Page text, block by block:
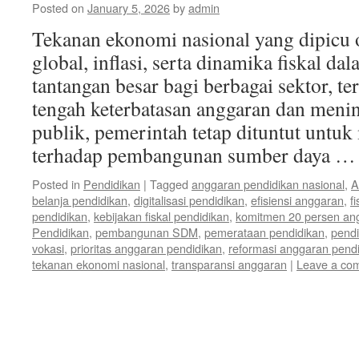
Posted on January 5, 2026byadmin
Tekanan ekonomi nasional yang dipicu
global, inflasi, serta dinamika fiskal
tantangan besar bagi berbagai sektor,
tengah keterbatasan anggaran dan
publik, pemerintah tetap dituntut untuk
terhadap pembangunan sumber daya
Posted in Pendidikan | Tagged anggaran pendidikan nasional,
belanja pendidikan, digitalisasi pendidikan, efisiensi anggaran,
pendidikan, kebijakan fiskal pendidikan, komitmen 20 persen
Pendidikan, pembangunan SDM, pemerataan pendidikan,
vokasi, prioritas anggaran pendidikan, reformasi anggaran
tekanan ekonomi nasional, transparansi anggaran | Leave a